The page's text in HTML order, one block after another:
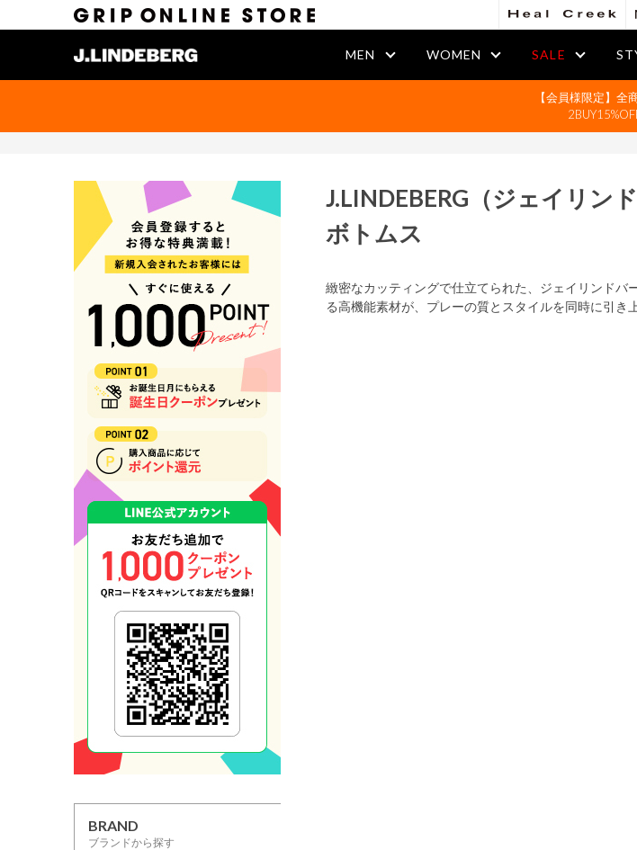
MEN WOMEN SALE
【会員様限定】全
BRAND
ブランドから探す
ボトムス
J.LINDEBERG （ジェイリン
緻密なカッティングで仕立てられた、ジェイリンド
る高機能素材が、プレーの質とスタイルを同時に引き